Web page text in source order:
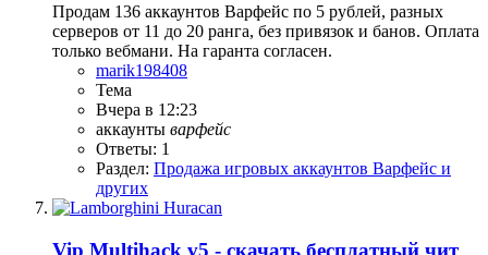
Продам 136 аккаунтов Варфейс по 5 рублей, разных
серверов от 11 до 20 ранга, без привязок и банов. Оплата
только вебмани. На гаранта согласен.
marik198408
Тема
Вчера в 12:23
аккаунты варфейс
Ответы: 1
Раздел: Продажа игровых аккаунтов Варфейс и
других
Vip Multihack v5 - скачать бесплатный чит